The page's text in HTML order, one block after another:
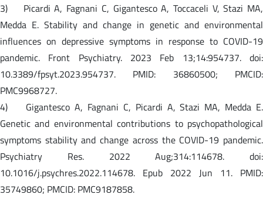
3) Picardi A, Fagnani C, Gigantesco A, Toccaceli V, Stazi MA,
Medda E. Stability and change in genetic and environmental
influences on depressive symptoms in response to COVID-19
pandemic. Front Psychiatry. 2023 Feb 13;14:954737. doi:
10.3389/fpsyt.2023.954737. PMID: 36860500; PMCID:
PMC9968727.
4) Gigantesco A, Fagnani C, Picardi A, Stazi MA, Medda E.
Genetic and environmental contributions to psychopathological
symptoms stability and change across the COVID-19 pandemic.
Psychiatry Res. 2022 Aug;314:114678. doi:
10.1016/j.psychres.2022.114678. Epub 2022 Jun 11. PMID:
35749860; PMCID: PMC9187858.